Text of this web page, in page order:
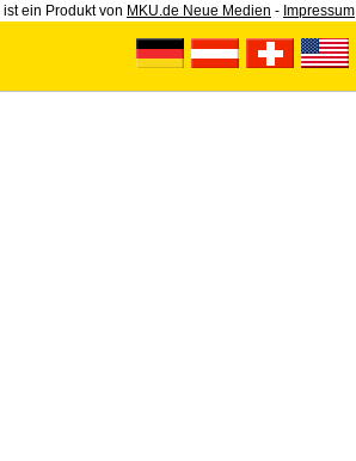
ist ein Produkt von MKU.de Neue Medien - Impressum